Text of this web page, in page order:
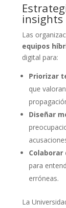
insights
Las
equipos
digital para:
Priorizar
que
Diseñar
Colaborar
para
erróneas.
La